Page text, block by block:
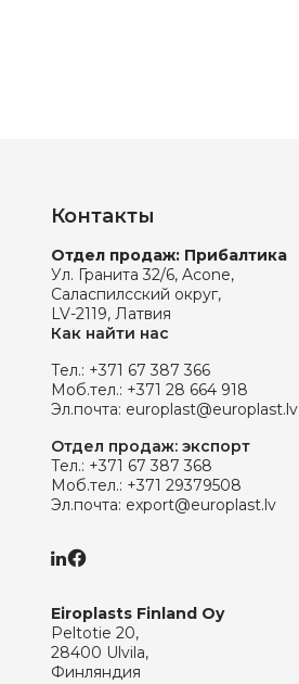
Контакты
Отдел продаж: Прибалтика
Ул. Гранита 32/6, Acone,
Саласпилсский округ,
LV-2119, Латвия
Как найти нас
Тел.: +371 67 387 366
Моб.тел.: +371 28 664 918
Эл.почта: europlast@europlast.lv
Отдел продаж: экспорт
Тел.: +371 67 387 368
Моб.тел.: +371 29379508
Эл.почта: export@europlast.lv
Eiroplasts Finland Oy
Peltotie 20,
28400 Ulvila,
Финляндия